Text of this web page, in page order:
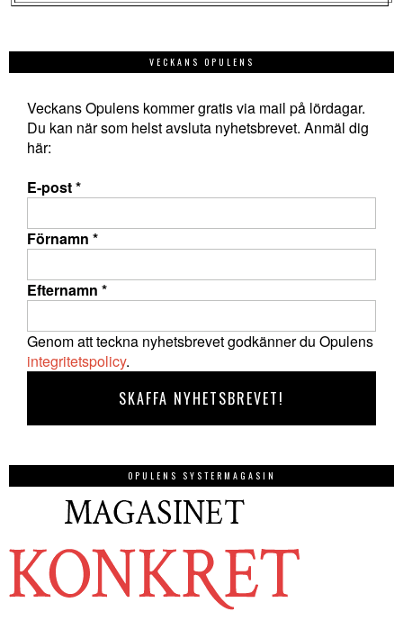
VECKANS OPULENS
Veckans Opulens kommer gratis via mail på lördagar.
Du kan när som helst avsluta nyhetsbrevet. Anmäl dig
här:
E-post*
Förnamn *
Efternamn *
Genom att teckna nyhetsbrevet godkänner du Opulens
integritetspolicy.
OPULENS SYSTERMAGASIN